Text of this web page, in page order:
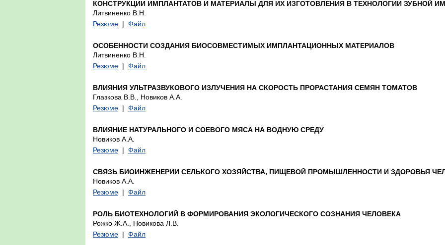
КОНСТРУКЦИИ ИМПЛАНТАТОВ И МАТЕРИАЛЫ ДЛЯ ИХ ИЗГОТОВЛЕНИЯ В ТЕХНОЛОГИИ ЗУБНОЙ
Литвиненко В.Н.
Резюме | Файл
ОСОБЕННОСТИ СОЗДАНИЯ БИОСОВМЕСТИМЫХ ИМПЛАНТАЦИОННЫХ МАТЕРИАЛОВ
Литвиненко В.Н.
Резюме | Файл
ВЛИЯНИЯ УЛЬТРАЗВУКОВОГО ИЗЛУЧЕНИЯ НА СКОРОСТЬ ПРОРАСТАНИЯ СЕМЯН ТОМАТОВ
Глазкова В.В., Новиков А.А.
Резюме | Файл
ВЛИЯНИЕ НАТУРАЛЬНОГО И СОЕВОГО МЯСА НА ВОДНУЮ СРЕДУ
Новиков А.А.
Резюме | Файл
СВЯЗЬ БИОИНЖЕНЕРИИ СЕЛЬКОГО ХОЗЯЙСТВА, ПИЩЕВОЙ ПРОМЫШЛЕННОСТИ И ЗДОРОВЬЯ
Новиков А.А.
Резюме | Файл
РОЛЬ БИОТЕХНОЛОГИЙ В ФОРМИРОВАНИЯ ЭКОЛОГИЧЕСКОГО СОЗНАНИЯ ЧЕЛОВЕКА
Рожко Ж.А., Новикова Л.В.
Резюме | Файл